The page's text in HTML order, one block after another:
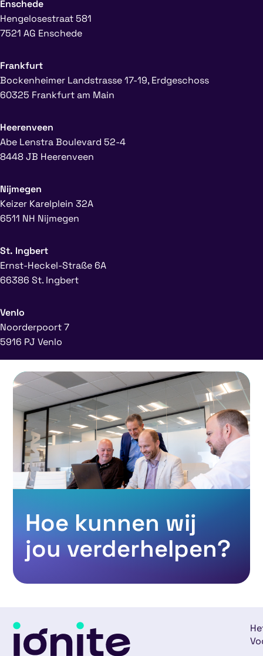
Enschede
Hengelosestraat 581
7521 AG Enschede
Frankfurt
Bockenheimer Landstrasse 17-19, Erdgeschoss
60325 Frankfurt am Main
Heerenveen
Abe Lenstra Boulevard 52-4
8448 JB Heerenveen
Nijmegen
Keizer Karelplein 32A
6511 NH Nijmegen
St. Ingbert
Ernst-Heckel-Straße 6A
66386 St. Ingbert
Venlo
Noorderpoort 7
5916 PJ Venlo
Hoe kunnen wij
jou verderhelpen?